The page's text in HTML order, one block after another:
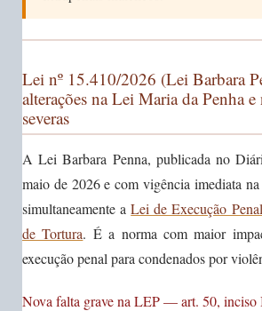
Lei nº 15.410/2026 (Lei Barbara
alterações na Lei Maria da Penha
severas
A Lei Barbara Penna, publicada no
maio de 2026 e com vigência imediata na
simultaneamente aLei de Execução Penal
de Tortura. É a norma com maior
execução penal para condenados por
Nova falta grave na LEP — art. 50, inciso